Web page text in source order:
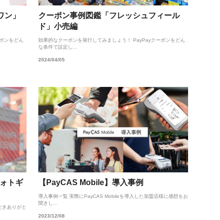
」
ンをどん
クーポン事例図鑑「フレッシュフィール
ド」小売編
効果的なクーポンを発行してみましょう！ PayPayクーポンをどん
な条件で設定し...
2024/04/05
トギ
ありがと
【PayCAS Mobile】導入事例
導入事例一覧 実際にPayCAS Mobileを導入した加盟店様に感想をお
聞きし...
2023/12/08